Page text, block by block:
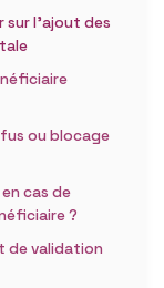
sur l’ajout des
ou blocage
cas de
?
de validation